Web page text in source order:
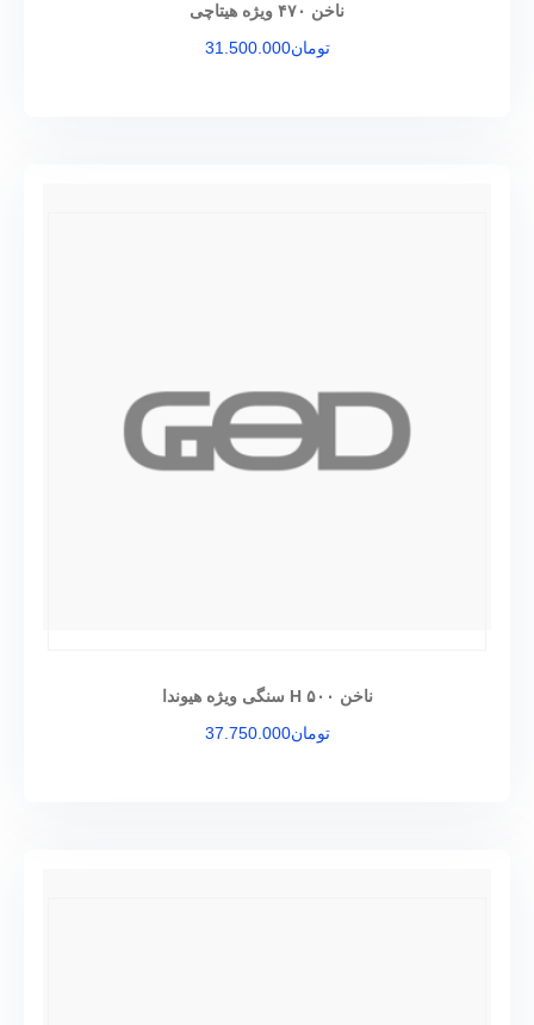
ناخن ۴۷۰ ویژه هیتاچی
تومان31.500.000
ناخن ۵۰۰ H سنگی ویژه هیوندا
تومان37.750.000